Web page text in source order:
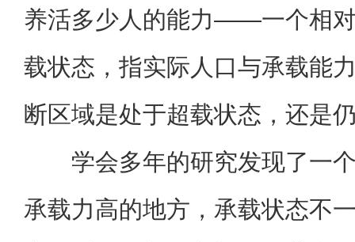
养活多少人的能力——一个相
载状态，指实际人口与承载能
断区域是处于超载状态，还是
学会多年的研究发现了一
承载力高的地方，承载状态不